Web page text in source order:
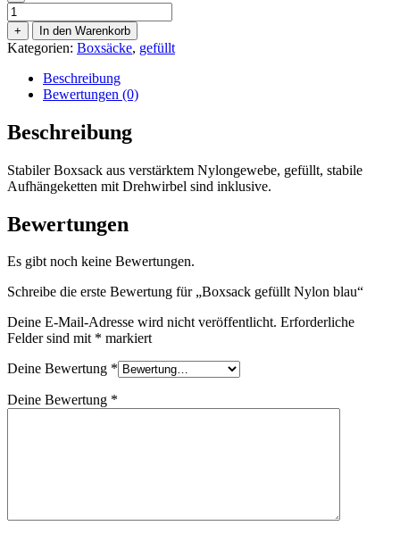
Boxsack
gefüllt
Nylon
blau
Menge
+ In den Warenkorb
Kategorien: Boxsäcke, gefüllt
Beschreibung
Bewertungen (0)
Beschreibung
Stabiler Boxsack aus verstärktem Nylongewebe, gefüllt, stabile
Aufhängeketten mit Drehwirbel sind inklusive.
Bewertungen
Es gibt noch keine Bewertungen.
Schreibe die erste Bewertung für „Boxsack gefüllt Nylon blau“
Deine E-Mail-Adresse wird nicht veröffentlicht. Erforderliche
Felder sind mit * markiert
Deine Bewertung *
Deine Bewertung *